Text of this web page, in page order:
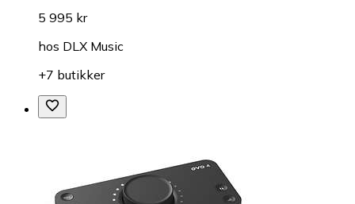
5 995 kr
hos DLX Music
+7 butikker